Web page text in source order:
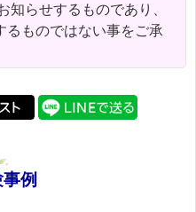
知らせするものであり、
るものではない事をご承
例